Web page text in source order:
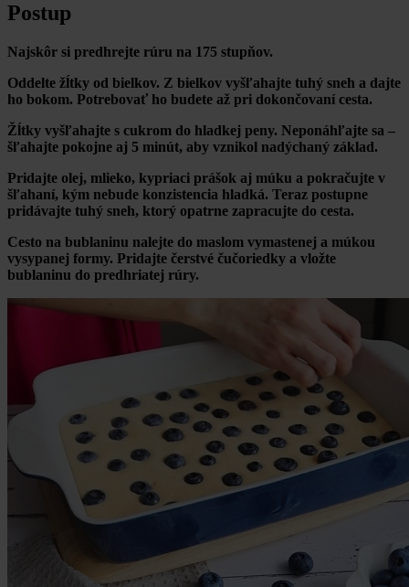
Postup
Najskôr si predhrejte rúru na 175 stupňov.
Oddelte žĺtky od bielkov. Z bielkov vyšľahajte tuhý sneh a dajte
ho bokom. Potrebovať ho budete až pri dokončovaní cesta.
Žĺtky vyšľahajte s cukrom do hladkej peny. Neponáhľajte sa –
šľahajte pokojne aj 5 minút, aby vznikol nadýchaný základ.
Pridajte olej, mlieko, kypriaci prášok aj múku a pokračujte v
šľahaní, kým nebude konzistencia hladká. Teraz postupne
pridávajte tuhý sneh, ktorý opatrne zapracujte do cesta.
Cesto na bublaninu nalejte do maslom vymastenej a múkou
vysypanej formy. Pridajte čerstvé čučoriedky a vložte
bublaninu do predhriatej rúry.